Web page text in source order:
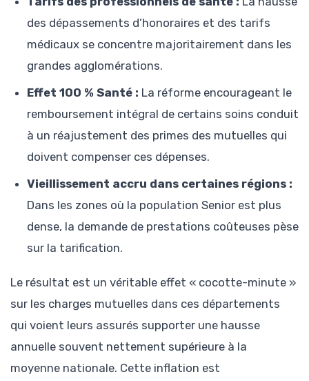
des dépassements d’honoraires et des tarifs
médicaux se concentre majoritairement dans les
grandes agglomérations.
Effet 100 % Santé : La réforme encourageant le
remboursement intégral de certains soins conduit
à un réajustement des primes des mutuelles qui
doivent compenser ces dépenses.
Vieillissement accru dans certaines régions :
Dans les zones où la population Senior est plus
dense, la demande de prestations coûteuses pèse
sur la tarification.
Le résultat est un véritable effet « cocotte-minute »
sur les charges mutuelles dans ces départements
qui voient leurs assurés supporter une hausse
annuelle souvent nettement supérieure à la
moyenne nationale. Cette inflation est